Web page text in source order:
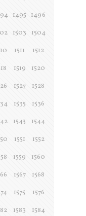
1495
1496
1503
1504
1511
1512
1519
1520
1527
1528
1535
1536
1543
1544
1551
1552
1559
1560
1567
1568
1575
1576
1583
1584